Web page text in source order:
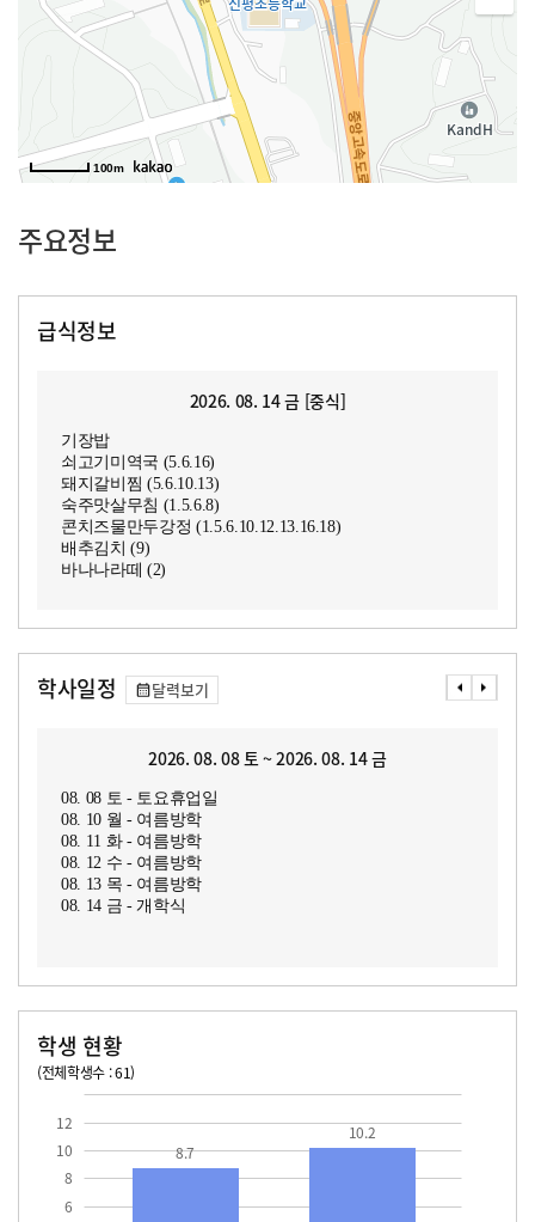
100m
주요정보
급식정보
2026. 08. 14 금 [중식]
기장밥
쇠고기미역국 (5.6.16)
돼지갈비찜 (5.6.10.13)
숙주맛살무침 (1.5.6.8)
콘치즈물만두강정 (1.5.6.10.12.13.16.18)
배추김치 (9)
바나나라떼 (2)
학사일정 달력보기
2026. 08. 08 토 ~ 2026. 08. 14 금
08. 08 토 - 토요휴업일
08. 10 월 - 여름방학
08. 11 화 - 여름방학
08. 12 수 - 여름방학
08. 13 목 - 여름방학
08. 14 금 - 개학식
학생 현황
(전체학생수 : 61)
6
8
10
12
8.7
10.2